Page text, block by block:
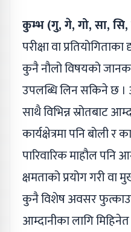
कुम्भ (गु, गे, गो, सा,
परीक्षा वा
कुनै नौलो विषयको
उपलब्धि लिन सकिने छ
साथै विभिन्न स्रोतबाट
कार्यक्षेत्रमा पनि बोली
पारिवारिक माहौल पनि
क्षमताको प्रयोग गरी वा
कुनै विशेष अवसर
आम्दानीका लागि मिहिनेत